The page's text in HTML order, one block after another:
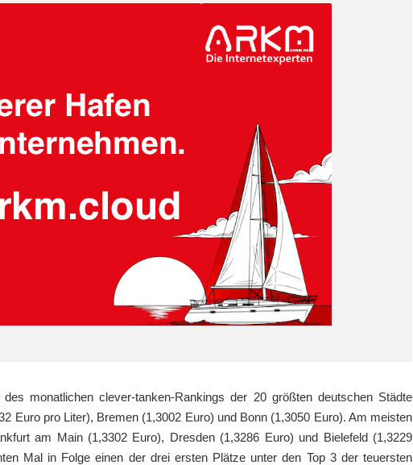
monatlichen clever-tanken-Rankings der 20 größten deutschen Städte
Euro pro Liter), Bremen (1,3002 Euro) und Bonn (1,3050 Euro). Am meisten
am Main (1,3302 Euro), Dresden (1,3286 Euro) und Bielefeld (1,3229
Mal in Folge einen der drei ersten Plätze unter den Top 3 der teuersten